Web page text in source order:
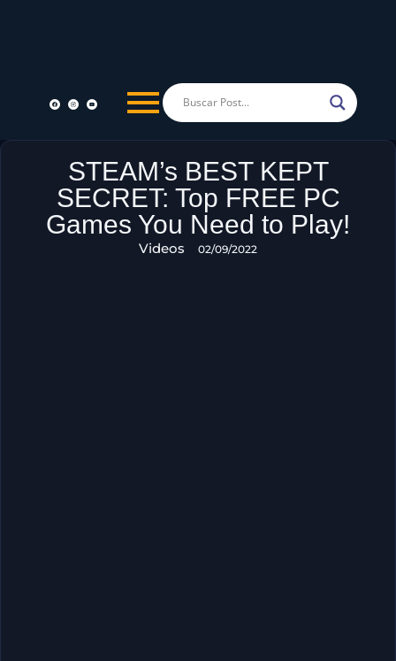
STEAM’s BEST KEPT
SECRET: Top FREE PC
Games You Need to Play!
Videos 02/09/2022